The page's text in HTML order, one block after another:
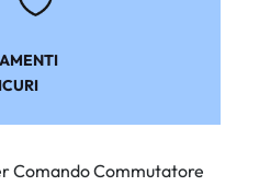
Comando Commutatore